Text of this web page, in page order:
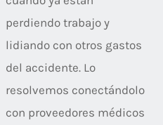
perdiendo trabajo y
lidiando con otros gastos
del accidente. Lo
resolvemos conectándolo
con proveedores médicos